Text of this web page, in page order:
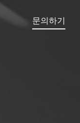
문의하기